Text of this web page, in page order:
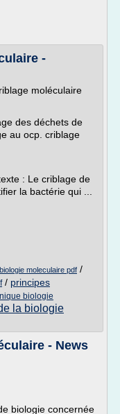
-
moléculaire
des déchets de
au ocp. criblage
: Le criblage de
la bactérie qui ...
moleculaire pdf /
/ principes
biologie
la biologie
- News
biologie concernée